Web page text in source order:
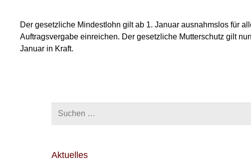
Der gesetzliche Mindestlohn gilt ab 1. Januar ausnahmslos für
Auftragsvergabe einreichen. Der gesetzliche Mutterschutz gilt
Januar in Kraft.
Aktuelles